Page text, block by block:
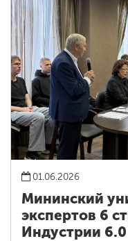
01.06.2026
Мининский
экспертов 6
Индустрии 6.0